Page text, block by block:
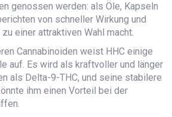
genossen werden: als Öle, Kapseln
von schneller Wirkung und
einer attraktiven Wahl macht.
Cannabinoiden weist HHC einige
auf. Es wird als kraftvoller und länger
als Delta-9-THC, und seine stabilere
ihm einen Vorteil bei der